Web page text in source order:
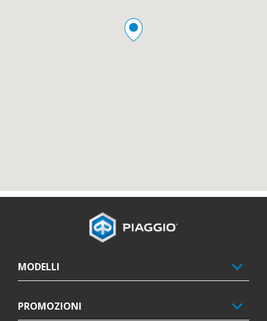
MODELLI
PROMOZIONI